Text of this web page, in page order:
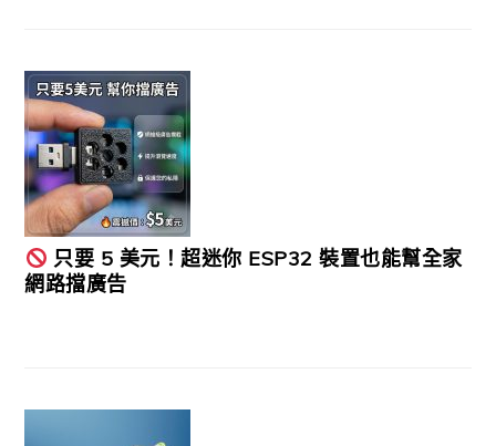
只要 5 美元！超迷你 ESP32 裝置也能幫全家
網路擋廣告